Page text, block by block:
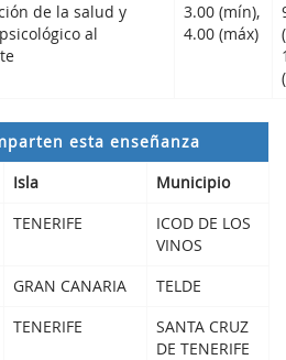
de la salud y
al
3.00 (mín),
4.00 (máx)
esta enseñanza
Isla
Municipio
TENERIFE
ICOD DE LOS
VINOS
GRAN CANARIA
TELDE
TENERIFE
SANTA CRUZ
DE TENERIFE